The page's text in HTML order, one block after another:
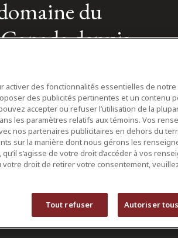
du
depuis
activer des fonctionnalités essentielles de
des publicités pertinentes et un contenu
accepter ou refuser l’utilisation de la
les paramètres relatifs aux témoins. Vos
nos partenaires publicitaires en dehors du
sur la manière dont nous gérons les
s’agisse de votre droit d’accéder à vos
droit de retirer votre consentement,
Tout refuser Autoriser